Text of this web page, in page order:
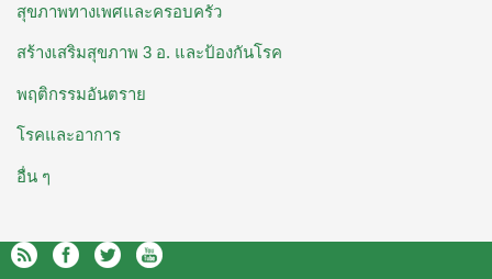
สุขภาพทางเพศและครอบครัว
สร้างเสริมสุขภาพ 3 อ. และป้องกันโรค
พฤติกรรมอันตราย
โรคและอาการ
อื่น ๆ